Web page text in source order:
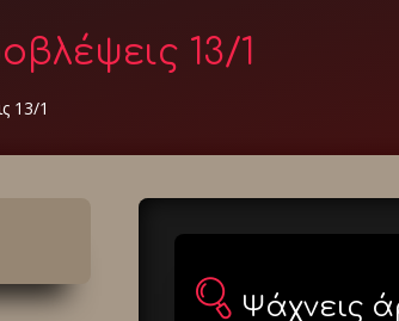
13/1
13/1
Ψάχνεις